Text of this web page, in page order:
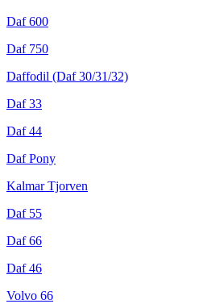
Daf 600
Daf 750
Daffodil (Daf 30/31/32)
Daf 33
Daf 44
Daf Pony
Kalmar Tjorven
Daf 55
Daf 66
Daf 46
Volvo 66